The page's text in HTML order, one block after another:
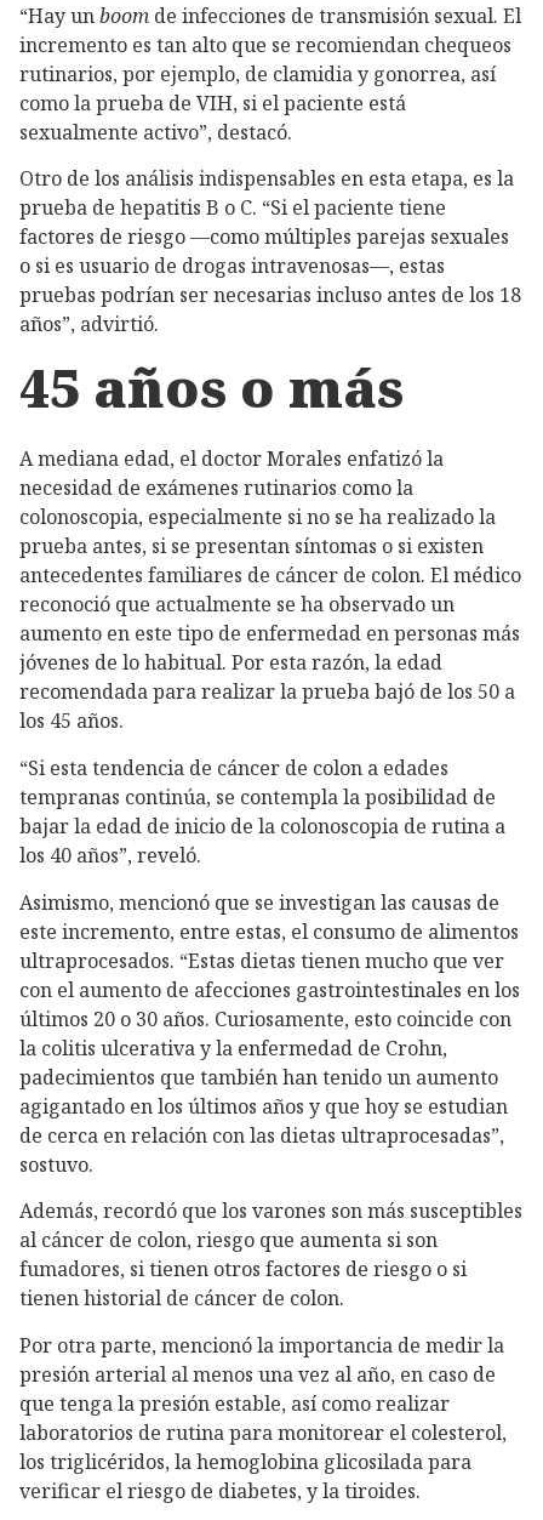
“Hay unboom de infecciones de transmisión sexual. El
incremento es tan alto que se recomiendan chequeos
rutinarios, por ejemplo, de clamidia y gonorrea, así
como la prueba de VIH, si el paciente está
sexualmente activo”, destacó.
Otro de los análisis indispensables en esta etapa, es la
prueba de hepatitis B o C. “Si el paciente tiene
factores de riesgo —como múltiples parejas sexuales
o si es usuario de drogas intravenosas—, estas
pruebas podrían ser necesarias incluso antes de los 18
años”, advirtió.
45 años o más
A mediana edad, el doctor Morales enfatizó la
necesidad de exámenes rutinarios como la
colonoscopia, especialmente si no se ha realizado la
prueba antes, si se presentan síntomas o si existen
antecedentes familiares de cáncer de colon. El médico
reconoció que actualmente se ha observado un
aumento en este tipo de enfermedad en personas más
jóvenes de lo habitual. Por esta razón, la edad
recomendada para realizar la prueba bajó de los 50 a
los 45 años.
“Si esta tendencia de cáncer de colon a edades
tempranas continúa, se contempla la posibilidad de
bajar la edad de inicio de la colonoscopia de rutina a
los 40 años”, reveló.
Asimismo, mencionó que se investigan las causas de
este incremento, entre estas, el consumo de alimentos
ultraprocesados. “Estas dietas tienen mucho que ver
con el aumento de afecciones gastrointestinales en los
últimos 20 o 30 años. Curiosamente, esto coincide con
la colitis ulcerativa y la enfermedad de Crohn,
padecimientos que también han tenido un aumento
agigantado en los últimos años y que hoy se estudian
de cerca en relación con las dietas ultraprocesadas”,
sostuvo.
Además, recordó que los varones son más susceptibles
al cáncer de colon, riesgo que aumenta si son
fumadores, si tienen otros factores de riesgo o si
tienen historial de cáncer de colon.
Por otra parte, mencionó la importancia de medir la
presión arterial al menos una vez al año, en caso de
que tenga la presión estable, así como realizar
laboratorios de rutina para monitorear el colesterol,
los triglicéridos, la hemoglobina glicosilada para
verificar el riesgo de diabetes, y la tiroides.